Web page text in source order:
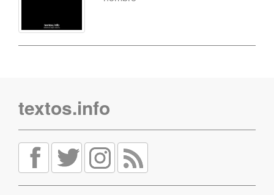
textos.info